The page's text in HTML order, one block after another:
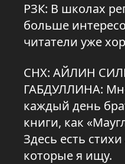
РЗК: В школах
больше
читатели уже
СНХ: АЙЛИН
ГАБДУЛЛИНА:
каждый день
книги, как
Здесь есть
которые я ищу.